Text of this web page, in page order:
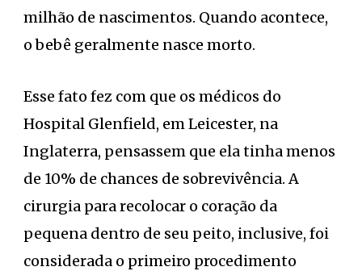
milhão de nascimentos. Quando acontece,
o bebê geralmente nasce morto.
Esse fato fez com que os médicos do
Hospital Glenfield, em Leicester, na
Inglaterra, pensassem que ela tinha menos
de 10% de chances de sobrevivência. A
cirurgia para recolocar o coração da
pequena dentro de seu peito, inclusive, foi
considerada o primeiro procedimento